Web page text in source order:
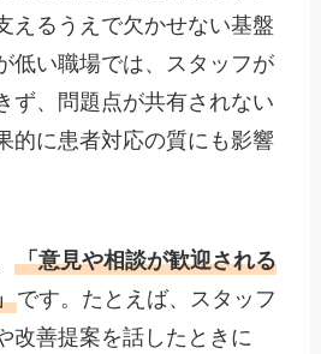
えるうえで欠かせない基盤
低い職場では、スタッフが
ず、問題点が共有されない
的に患者対応の質にも影響
「意見や相談が歓迎される
です。たとえば、スタッフ
改善提案を話したときに